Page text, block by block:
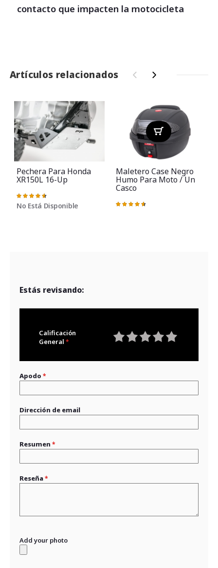
contacto que impacten la motocicleta
Artículos relacionados ‹ ›
Pechera Para Honda
XR150L 16-Up
Valoración:
93%
No Está Disponible
Maletero Case Negro
Humo Para Moto / Un
Casco
Valoración:
Estás revisando:
Calificación
General
Apodo
Dirección de email
Resumen
Reseña
Add your photo